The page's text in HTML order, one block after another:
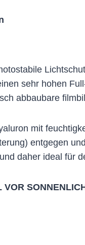
sehr hohen
abbaubare
mit
entgegen
daher ideal für
VOR